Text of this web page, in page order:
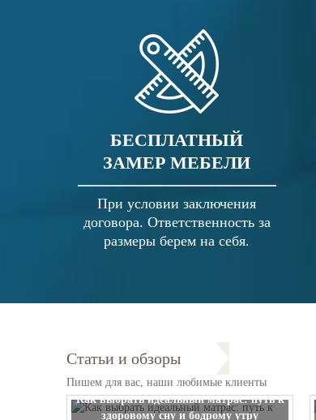
БЕСПЛАТНЫЙ
ЗАМЕР МЕБЕЛИ
При условии заключения
договора. Ответственность за
размеры берем на себя.
Статьи и обзоры
Пишем для вас, наши любимые клиенты
Как выбрать идеальный матрас: путь к
здоровому сну и бодрому утру